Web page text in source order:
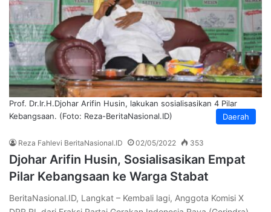
Daerah
Prof. Dr.Ir.H.Djohar Arifin Husin, lakukan sosialisasikan 4 Pilar
Kebangsaan. (Foto: Reza-BeritaNasional.ID)
Reza Fahlevi BeritaNasional.ID 02/05/2022 353
Djohar Arifin Husin, Sosialisasikan Empat
Pilar Kebangsaan ke Warga Stabat
BeritaNasional.ID, Langkat – Kembali lagi, Anggota Komisi X